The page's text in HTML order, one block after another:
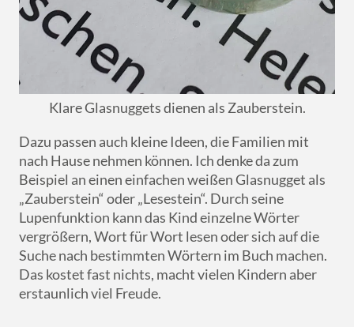
Klare Glasnuggets dienen als Zauberstein.
Dazu passen auch kleine Ideen, die Familien mit
nach Hause nehmen können. Ich denke da zum
Beispiel an einen einfachen weißen Glasnugget als
„Zauberstein“ oder „Lesestein“. Durch seine
Lupenfunktion kann das Kind einzelne Wörter
vergrößern, Wort für Wort lesen oder sich auf die
Suche nach bestimmten Wörtern im Buch machen.
Das kostet fast nichts, macht vielen Kindern aber
erstaunlich viel Freude.